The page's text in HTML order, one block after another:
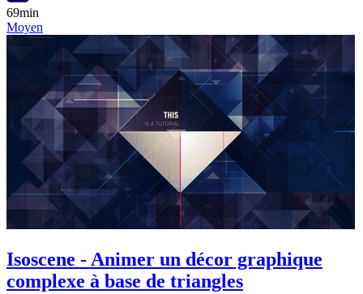
69min
Moyen
Isoscene - Animer un décor graphique
complexe à base de triangles